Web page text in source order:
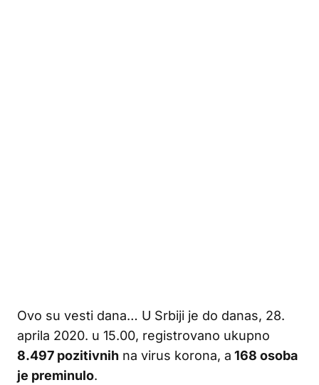
Ovo su vesti dana… U Srbiji je do danas, 28.
aprila 2020. u 15.00, registrovano ukupno
8.497 pozitivnih na virus korona, a 168 osoba
je preminulo.